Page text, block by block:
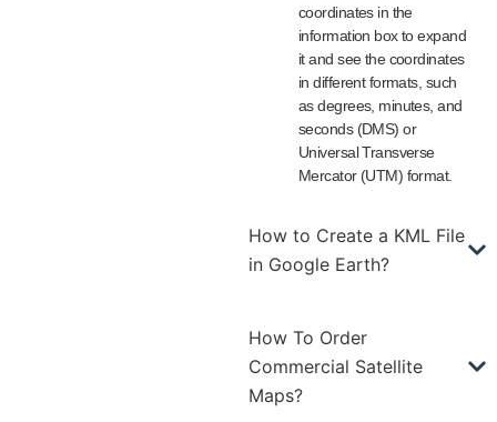
coordinates in the
information box to expand
it and see the coordinates
in different formats, such
as degrees, minutes, and
seconds (DMS) or
Universal Transverse
Mercator (UTM) format.
How to Create a KML File
in Google Earth?
How To Order
Commercial Satellite
Maps?